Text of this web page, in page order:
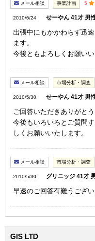
メール相談 事業計画 5
2010/6/24 せーやん 41才 男
出張中にもかかわらず迅
ます。
今後ともよろしくお願いい
メール相談 市場分析・調査
2010/5/30 せーやん 41才 男
ご回答いただきありがとう
今後もいろいろとご質問
しくお願いいたします。
メール相談 市場分析・調査
2010/5/30 グリニッジ 41才
早速のご回答有難うござい
GIS LTD